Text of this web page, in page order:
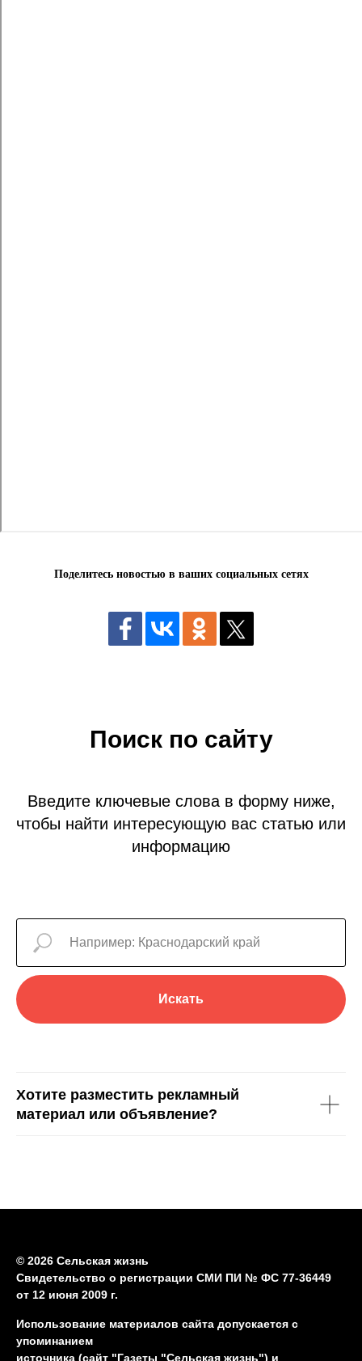
Поделитесь новостью в ваших социальных сетях
Поиск по сайту
Введите ключевые слова в форму ниже,
чтобы найти интересующую вас статью или
информацию
Искать
Хотите разместить рекламный
материал или объявление?
© 2026 Сельская жизнь
Свидетельство о регистрации СМИ ПИ № ФС 77-36449
от 12 июня 2009 г.
Использование материалов сайта допускается с
упоминанием
источника (сайт "Газеты "Сельская жизнь") и